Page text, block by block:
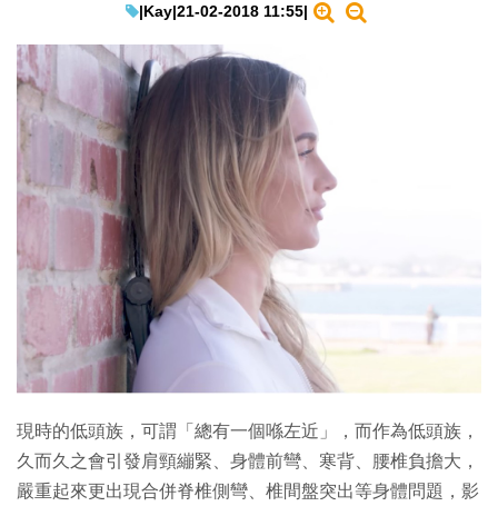
|Kay|21-02-2018 11:55|
現時的低頭族，可謂「總有一個喺左近」，而作為低頭族，
久而久之會引發肩頸繃緊、身體前彎、寒背、腰椎負擔大，
嚴重起來更出現合併脊椎側彎、椎間盤突出等身體問題，影